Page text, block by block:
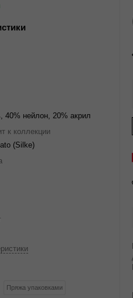
40% нейлон, 20% акрил
к коллекции
(Silke)
Пряжа упаковками